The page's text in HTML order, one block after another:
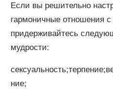
Если вы решительно
гармоничные отношения
придерживайтесь
мудрости:
ние;